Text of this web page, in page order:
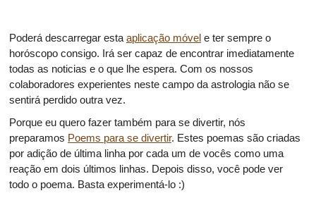
Poderá descarregar esta aplicação móvel e ter sempre o
horóscopo consigo. Irá ser capaz de encontrar imediatamente
todas as noticias e o que lhe espera. Com os nossos
colaboradores experientes neste campo da astrologia não se
sentirá perdido outra vez.
Porque eu quero fazer também para se divertir, nós
preparamos Poems para se divertir. Estes poemas são criadas
por adição de última linha por cada um de vocês como uma
reação em dois últimos linhas. Depois disso, você pode ver
todo o poema. Basta experimentá-lo :)